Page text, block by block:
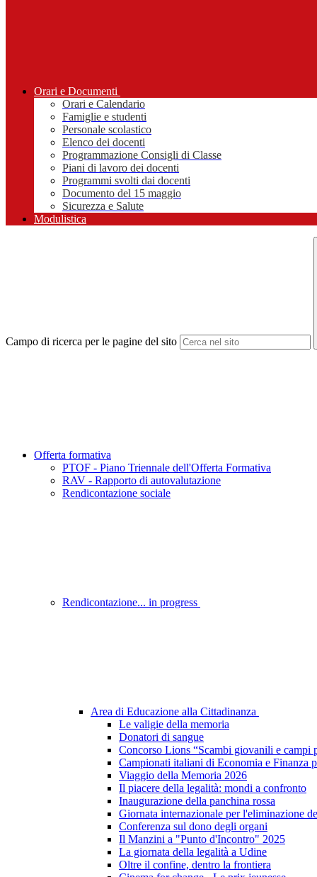
Orari e Documenti
Orari e Calendario
Famiglie e studenti
Personale scolastico
Elenco dei docenti
Programmazione Consigli di Classe
Piani di lavoro dei docenti
Programmi svolti dai docenti
Documento del 15 maggio
Sicurezza e Salute
Modulistica
Campo di ricerca per le pagine del sito
Offerta formativa
PTOF - Piano Triennale dell'Offerta Formativa
RAV - Rapporto di autovalutazione
Rendicontazione sociale
Rendicontazione... in progress
Area di Educazione alla Cittadinanza
Le valigie della memoria
Donatori di sangue
Concorso Lions “Scambi giovanili e campi
Campionati italiani di Economia e Finanza
Viaggio della Memoria 2026
Il piacere della legalità: mondi a confronto
Inaugurazione della panchina rossa
Giornata internazionale per l'eliminazione
Conferenza sul dono degli organi
Il Manzini a "Punto d'Incontro" 2025
La giornata della legalità a Udine
Oltre il confine, dentro la frontiera